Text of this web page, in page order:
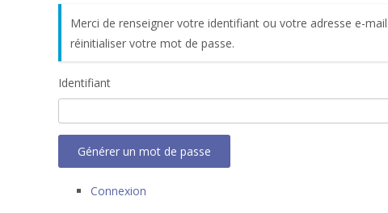
Merci de renseigner votre identifiant ou votre adresse e-
réinitialiser votre mot de passe.
Identifiant
Générer un mot de passe
Connexion